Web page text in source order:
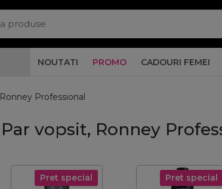
NOUTATI PROMO CADOURI FEMEI
Ronney Professional
Par vopsit, Ronney
Pret special Pret special